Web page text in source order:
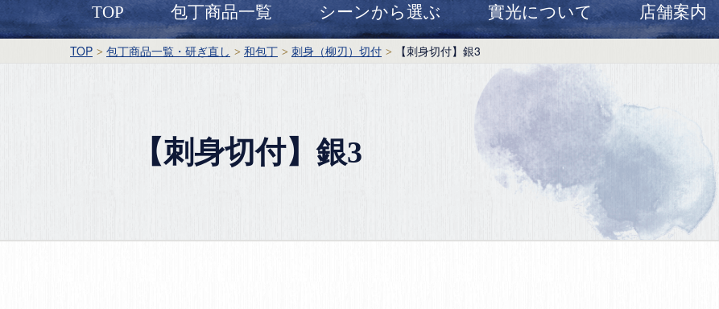
TOP 包丁商品一覧 シーンから選ぶ 實光について 店舗案内
TOP 包丁商品一覧・研ぎ直し 和包丁 刺身（柳刃）切付 【刺身切付】銀3
【刺身切付】銀3